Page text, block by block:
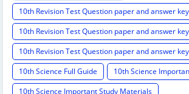
10th Revision Test Question paper and answer
10th Revision Test Question paper and answer
10th Revision Test Question paper and answer
10th Science Full Guide
10th Science
10th Science Important Study Materials